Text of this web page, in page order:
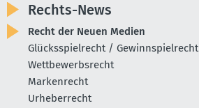
Rechts-News
Recht der Neuen Medien
Glücksspielrecht / Gewinnspielrecht
Wettbewerbsrecht
Markenrecht
Urheberrecht